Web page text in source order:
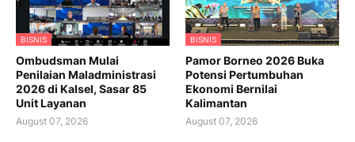
BISNIS
Ombudsman Mulai
Penilaian Maladministrasi
2026 di Kalsel, Sasar 85
Unit Layanan
August 07, 2026
BISNIS
Pamor Borneo 2026 Buka
Potensi Pertumbuhan
Ekonomi Bernilai
Kalimantan
August 07, 2026